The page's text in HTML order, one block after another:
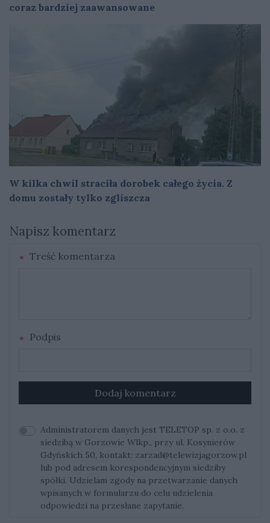
coraz bardziej zaawansowane
W kilka chwil straciła dorobek całego życia. Z
domu zostały tylko zgliszcza
Napisz komentarz
Treść komentarza
Podpis
Dodaj komentarz
Administratorem danych jest TELETOP sp. z o.o. z
siedzibą w Gorzowie Wlkp., przy ul. Kosynierów
Gdyńskich 50, kontakt: zarzad@telewizjagorzow.pl
lub pod adresem korespondencyjnym siedziby
spółki. Udzielam zgody na przetwarzanie danych
wpisanych w formularzu do celu udzielenia
odpowiedzi na przesłane zapytanie.